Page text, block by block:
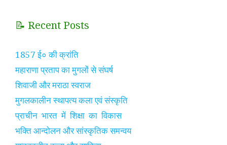
📝 Recent Posts
1857 ई० की क्रांति
महाराणा प्रताप का मुगलों से संघर्ष
शिवाजी और मराठा स्वराज
मुगलकालीन स्थापत्य कला एवं संस्कृति
प्राचीन भारत में शिक्षा का विकास
भक्ति आन्दोलन और सांस्कृतिक समन्वय